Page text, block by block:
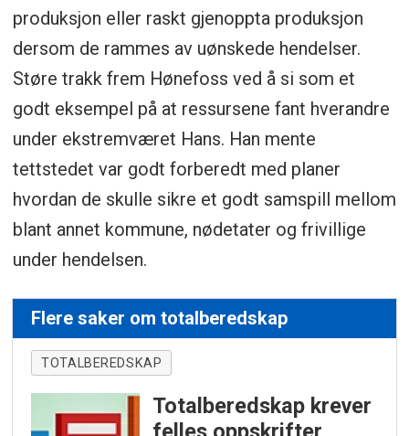
produksjon eller raskt gjenoppta produksjon
dersom de rammes av uønskede hendelser.
Støre trakk frem Hønefoss ved å si som et
godt eksempel på at ressursene fant hverandre
under ekstremværet Hans. Han mente
tettstedet var godt forberedt med planer
hvordan de skulle sikre et godt samspill mellom
blant annet kommune, nødetater og frivillige
under hendelsen.
Flere saker om totalberedskap
TOTALBEREDSKAP
Totalberedskap krever